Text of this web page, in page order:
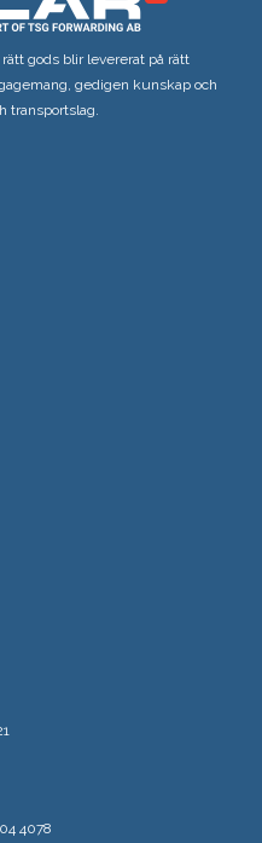
gods blir levererat på rätt
gedigen kunskap och
transportslag.
4078